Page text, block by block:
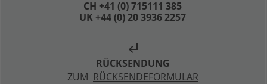
CH +41 (0) 715111 385
UK +44 (0) 20 3936 2257
subdirectory_arrow_left
RÜCKSENDUNG
ZUM RÜCKSENDEFORMULAR